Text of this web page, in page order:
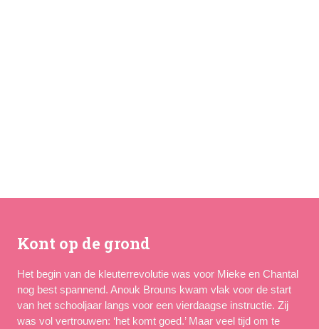
Kont op de grond
Het begin van de kleuterrevolutie was voor Mieke en Chantal
nog best spannend. Anouk Brouns kwam vlak voor de start
van het schooljaar langs voor een vierdaagse instructie. Zij
was vol vertrouwen: ‘het komt goed.’ Maar veel tijd om te